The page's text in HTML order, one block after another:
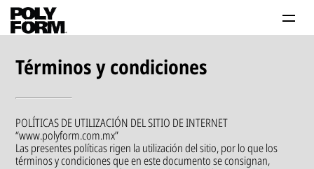
Tips
Problema-Solución
Términos y condiciones
POLÍTICAS DE UTILIZACIÓN DEL SITIO DE INTERNET
“www.polyform.com.mx”
Las presentes políticas rigen la utilización del sitio, por lo que los
términos y condiciones que en este documento se consignan,